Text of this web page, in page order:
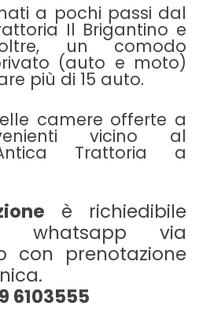
a pochi passi dal
Il Brigantino e
un comodo
(auto e moto)
più di 15 auto.
camere offerte a
vicino al
Trattoria a
è richiedibile
whatsapp via
con prenotazione
6103555